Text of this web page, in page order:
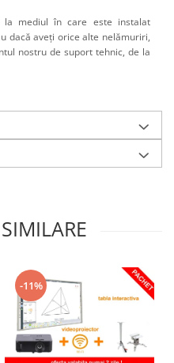
mediul în care este instalat
dacă aveți orice alte nelămuriri,
nostru de suport tehnic, de la
-11%